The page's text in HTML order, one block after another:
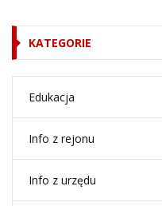
KATEGORIE
Edukacja
Info z rejonu
Info z urzędu